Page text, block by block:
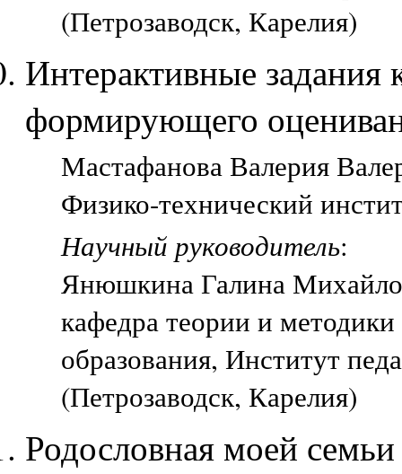
(Петрозаводск, Карелия)
Интерактивные задания
формирующего
Мастафанова Валерия
Физико-технический
Научный руководитель:
Янюшкина Галина
кафедра теории и
образования, Институт
(Петрозаводск, Карелия)
Родословная моей семьи